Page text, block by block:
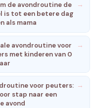
de avondroutine de
is tot een betere dag
als mama
avondroutine voor
met kinderen van 0
voor peuters:
stap naar een
avond